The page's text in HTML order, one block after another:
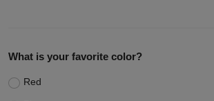
What is your favorite color?
Red